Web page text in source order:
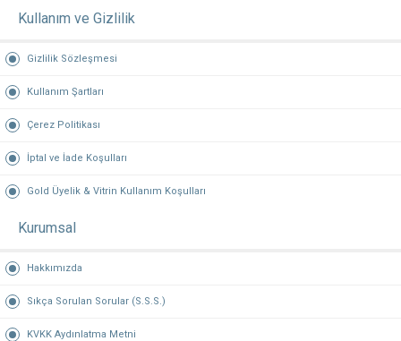
Kullanım ve Gizlilik
Gizlilik Sözleşmesi
Kullanım Şartları
Çerez Politikası
İptal ve İade Koşulları
Gold Üyelik & Vitrin Kullanım Koşulları
Kurumsal
Hakkımızda
Sıkça Sorulan Sorular (S.S.S.)
KVKK Aydınlatma Metni